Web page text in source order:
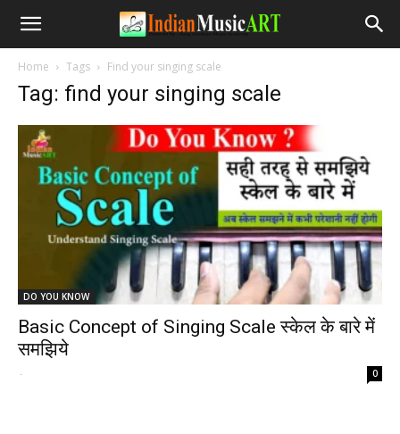
Home Tags Find your singing scale
Tag: find your singing scale
DO YOU KNOW
Basic Concept of Singing Scale स्केल के बारे में
समझिये
- 0